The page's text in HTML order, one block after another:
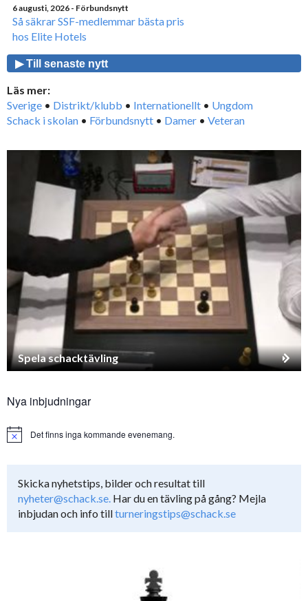
6 augusti, 2026 - Förbundsnytt
Så säkrar SSF-medlemmar bästa pris
hos Elite Hotels
▶ Till senaste nytt
Läs mer:
Sverige • Distrikt/klubb • Internationellt • Ungdom
Schack i skolan • Förbundsnytt • Damer • Veteran
Spela schacktävling
Nya inbjudningar
Notice Det finns inga kommande evenemang.
Skicka nyhetstips, bilder och resultat till
nyheter@schack.se. Har du en tävling på gång? Mejla
inbjudan och info tillturneringstips@schack.se